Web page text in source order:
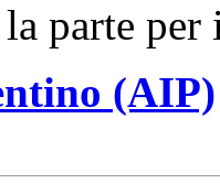
parte
(AIP)